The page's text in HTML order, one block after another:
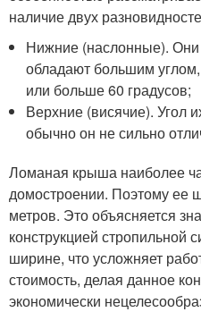
наличие двух
Нижние (наслонные).
обладают большим
или больше 60 градусов;
Верхние (висячие). Угол
обычно он не сильно
Ломаная крыша наиболее
домостроении. Поэтому ее
метров. Это объясняется
конструкцией стропильной
ширине, что усложняет
стоимость, делая данное
экономически